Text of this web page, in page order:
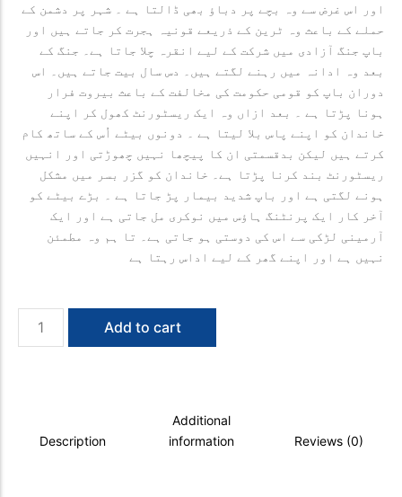
اور اس غرض سے وہ بچے پر دباؤ بھی ڈالتا ہے ۔ شہر پر دشمن کے
حملے کے باعث وہ ٹرین کے ذریعے قونیہ ہجرت کر جاتے ہیں اور
باپ جنگ آزادی میں شرکت کے لیے انقرہ چلا جاتا ہے۔ جنگ کے
بعد وہ ادانہ میں رہنے لگتے ہیں۔ دس سال بیت جاتے ہیں۔ اس
دوران باپ کو قومی حکومت کی مخالفت کے باعث بیروت فرار
ہونا پڑتا ہے ۔ بعد ازاں وہ ایک ریسٹورنٹ کھول کر اپنے
خاندان کو اپنے پاس بلا لیتا ہے ۔ دونوں بیٹے اُس کے ساتھ کام
کرتے ہیں لیکن بدقسمتی ان کا پیچھا نہیں چھوڑتی اور انہیں
ریسٹورنٹ بند کرنا پڑتا ہے۔ خاندان کو گزر بسر میں مشکل
ہونے لگتی ہے اور باپ شدید بیمار پڑ جاتا ہے ۔ بڑے بیٹے کو
آخر کار ایک پرنٹنگ ہاؤس میں نوکری مل جاتی ہے اور ایک
آرمینی لڑکی سے اس کی دوستی ہو جاتی ہے۔ تا ہم وہ مطمئن
نہیں ہے اور اپنے گھر کے لیے اداس رہتا ہے
Ka
Ghar
Add to cart
Description
Additional
information
Reviews (0)